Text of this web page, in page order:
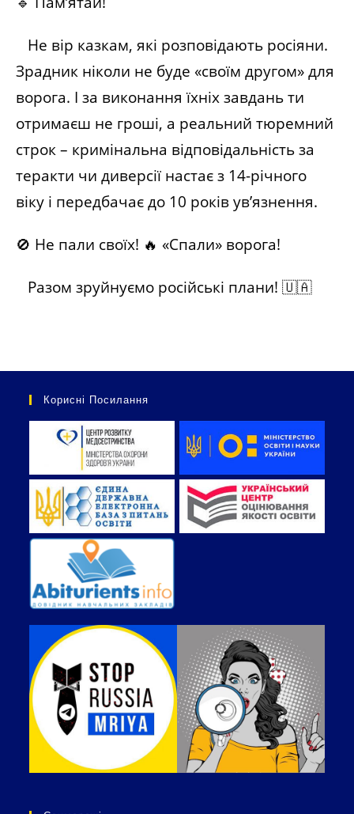
Не вір казкам, які розповідають росіяни.
Зрадник ніколи не буде «своїм другом» для
ворога. І за виконання їхніх завдань ти
отримаєш не гроші, а реальний тюремний
строк – кримінальна відповідальність за
теракти чи диверсії настає з 14-річного
віку і передбачає до 10 років ув’язнення.
🚫 Не пали своїх! 🔥 «Спали» ворога!
Разом зруйнуємо російські плани! 🇺🇦
Корисні Посилання